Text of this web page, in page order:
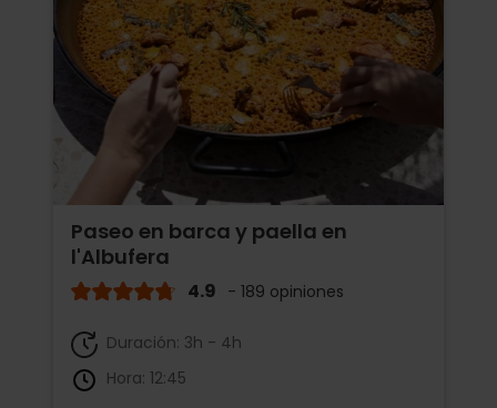
Paseo en barca y paella en
l'Albufera
4.9 - 189 opiniones
Duración: 3h - 4h
Hora: 12:45